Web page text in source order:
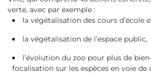
verte, avec par exemple :
la végétalisation des cours d’école
la végétalisation de l’espace public,
l’évolution du zoo pour plus de
focalisation sur les espèces en voie de